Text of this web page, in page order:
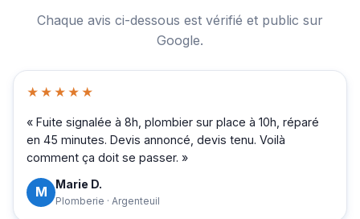
Chaque avis ci-dessous est vérifié et public sur
Google.
★★★★★
« Fuite signalée à 8h, plombier sur place à 10h, réparé
en 45 minutes. Devis annoncé, devis tenu. Voilà
comment ça doit se passer. »
M Marie D.
Plomberie · Argenteuil